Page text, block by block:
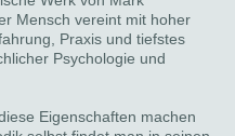
Mensch vereint mit hoher
Praxis und tiefstes
Psychologie und
Eigenschaften machen